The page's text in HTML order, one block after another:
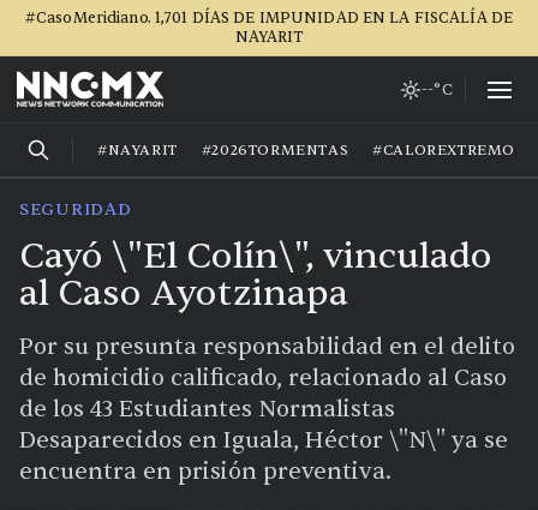
#CasoMeridiano. 1,701 DÍAS DE IMPUNIDAD EN LA FISCALÍA DE
NAYARIT
--°C
#NAYARIT #2026TORMENTAS #CALOREXTREMO
SEGURIDAD
Cayó \"El Colín\", vinculado
al Caso Ayotzinapa
Por su presunta responsabilidad en el delito
de homicidio calificado, relacionado al Caso
de los 43 Estudiantes Normalistas
Desaparecidos en Iguala, Héctor \"N\" ya se
encuentra en prisión preventiva.